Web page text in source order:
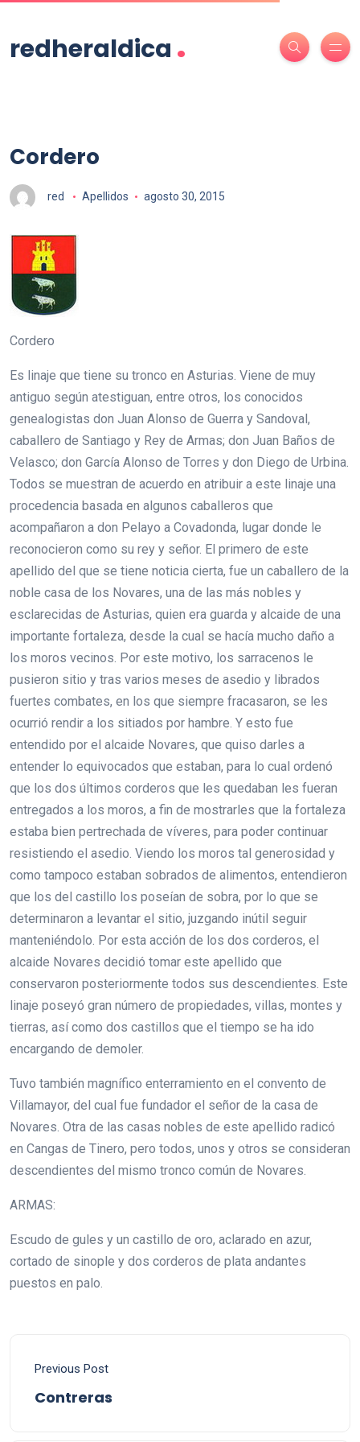
redheraldica .
Cordero
red Apellidos agosto 30, 2015
Cordero
Es linaje que tiene su tronco en Asturias. Viene de muy
antiguo según atestiguan, entre otros, los conocidos
genealogistas don Juan Alonso de Guerra y Sandoval,
caballero de Santiago y Rey de Armas; don Juan Baños de
Velasco; don García Alonso de Torres y don Diego de Urbina.
Todos se muestran de acuerdo en atribuir a este linaje una
procedencia basada en algunos caballeros que
acompañaron a don Pelayo a Covadonda, lugar donde le
reconocieron como su rey y señor. El primero de este
apellido del que se tiene noticia cierta, fue un caballero de la
noble casa de los Novares, una de las más nobles y
esclarecidas de Asturias, quien era guarda y alcaide de una
importante fortaleza, desde la cual se hacía mucho daño a
los moros vecinos. Por este motivo, los sarracenos le
pusieron sitio y tras varios meses de asedio y librados
fuertes combates, en los que siempre fracasaron, se les
ocurrió rendir a los sitiados por hambre. Y esto fue
entendido por el alcaide Novares, que quiso darles a
entender lo equivocados que estaban, para lo cual ordenó
que los dos últimos corderos que les quedaban les fueran
entregados a los moros, a fin de mostrarles que la fortaleza
estaba bien pertrechada de víveres, para poder continuar
resistiendo el asedio. Viendo los moros tal generosidad y
como tampoco estaban sobrados de alimentos, entendieron
que los del castillo los poseían de sobra, por lo que se
determinaron a levantar el sitio, juzgando inútil seguir
manteniéndolo. Por esta acción de los dos corderos, el
alcaide Novares decidió tomar este apellido que
conservaron posteriormente todos sus descendientes. Este
linaje poseyó gran número de propiedades, villas, montes y
tierras, así como dos castillos que el tiempo se ha ido
encargando de demoler.
Tuvo también magnífico enterramiento en el convento de
Villamayor, del cual fue fundador el señor de la casa de
Novares. Otra de las casas nobles de este apellido radicó
en Cangas de Tinero, pero todos, unos y otros se consideran
descendientes del mismo tronco común de Novares.
ARMAS:
Escudo de gules y un castillo de oro, aclarado en azur,
cortado de sinople y dos corderos de plata andantes
puestos en palo.
Previous Post
Contreras